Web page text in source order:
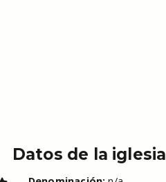
Datos de la iglesia